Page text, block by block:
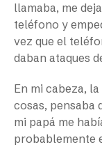
llamaba, me
teléfono y
vez que el
daban ataques
En mi cabeza,
cosas, pensaba
mi papá me
probablemente